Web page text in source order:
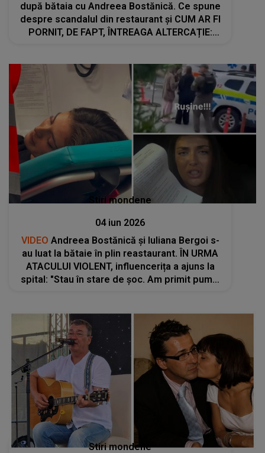
după bătaia cu Andreea Bostănică. Ce spune
despre scandalul din restaurant și CUM AR FI
PORNIT, DE FAPT, ÎNTREAGA ALTERCAȚIE:
Stiri mondene
04 iun 2026
VIDEO Andreea Bostănică și Iuliana Bergoi s-
au luat la bătaie în plin reastaurant. ÎN URMA
ATACULUI VIOLENT, influencerița a ajuns la
spital: "Stau în stare de șoc. Am primit pumni
Stiri mondene